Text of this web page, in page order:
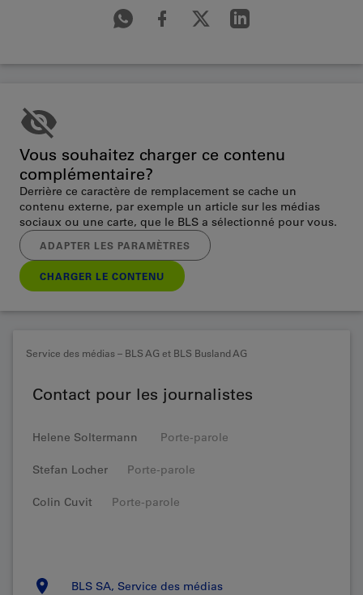
Vous souhaitez charger ce contenu
complémentaire?
Derrière ce caractère de remplacement se cache un
contenu externe, par exemple un article sur les médias
sociaux ou une carte, que le BLS a sélectionné pour vous.
ADAPTER LES PARAMÈTRES
CHARGER LE CONTENU
Service des médias – BLS AG et BLS Busland AG
Contact pour les journalistes
Helene Soltermann Porte-parole
Stefan Locher Porte-parole
Colin Cuvit Porte-parole
BLS SA, Service des médias